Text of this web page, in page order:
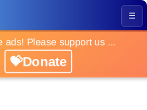
☰
ads! Please support us ...
💝Donate